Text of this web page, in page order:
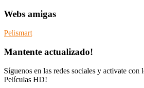
Webs amigas
Pelismart
Mantente actualizado!
Síguenos en las redes sociales y activate con
Películas HD!